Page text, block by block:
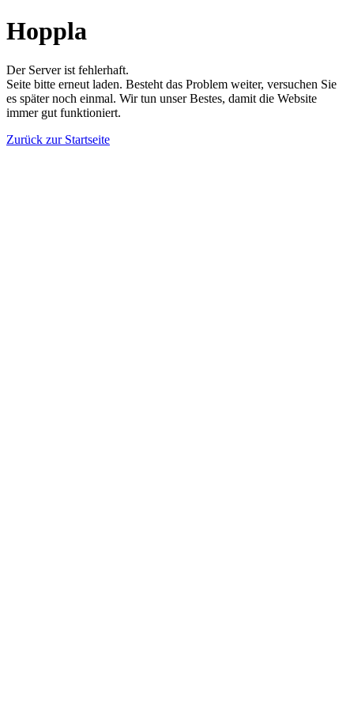
Hoppla
Der Server ist fehlerhaft.
Seite bitte erneut laden. Besteht das Problem weiter, versuchen Sie
es später noch einmal. Wir tun unser Bestes, damit die Website
immer gut funktioniert.
Zurück zur Startseite